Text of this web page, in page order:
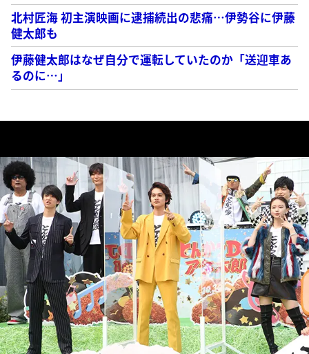
北村匠海 初主演映画に逮捕続出の悲痛…伊勢谷に伊藤
健太郎も
伊藤健太郎はなぜ自分で運転していたのか「送迎車あ
るのに…」